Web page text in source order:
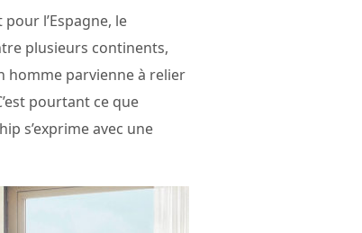
l’Espagne, le
plusieurs continents,
homme parvienne à relier
pourtant ce que
s’exprime avec une